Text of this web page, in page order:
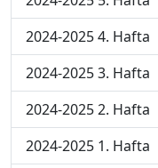
2024-2025 4. Hafta
2024-2025 3. Hafta
2024-2025 2. Hafta
2024-2025 1. Hafta